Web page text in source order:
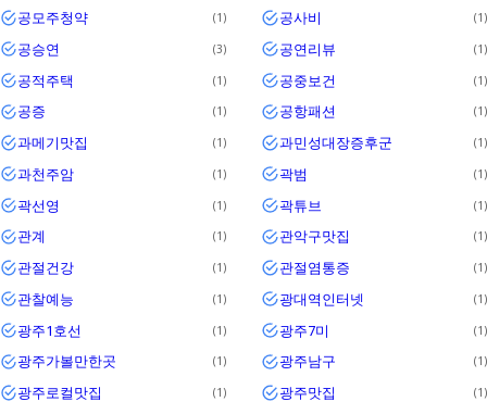
공모주청약 1 공사비 1
공승연 3 공연리뷰 1
공적주택 1 공중보건 1
공증 1 공항패션 1
과메기맛집 1 과민성대장증후군 1
과천주암 1 곽범 1
곽선영 1 곽튜브 1
관계 1 관악구맛집 1
관절건강 1 관절염통증 1
관찰예능 1 광대역인터넷 1
광주1호선 1 광주7미 1
광주가볼만한곳 1 광주남구 1
광주로컬맛집 1 광주맛집 1